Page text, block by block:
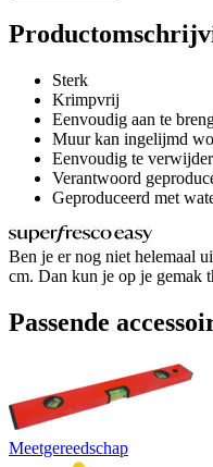
Sterk
Krimpvrij
Eenvoudig aan te
Muur kan ingelijmd
Eenvoudig te
Verantwoord
Geproduceerd met
Ben je er nog niet helemaal
cm. Dan kun je op je gemak
Passende
Meetgereedschap